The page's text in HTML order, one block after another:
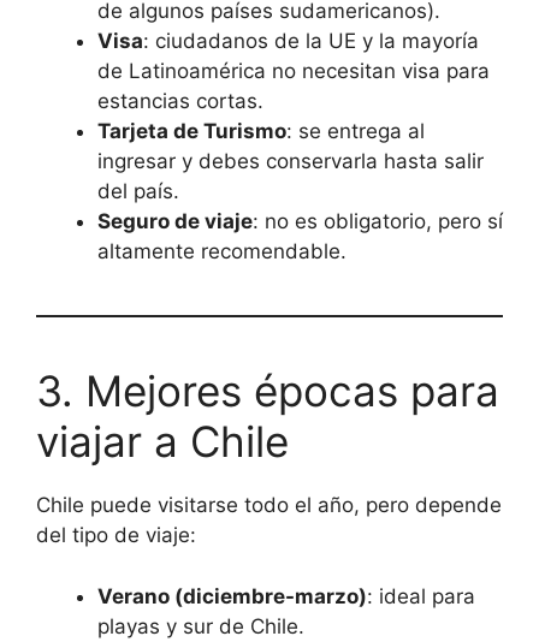
de algunos países sudamericanos).
Visa: ciudadanos de la UE y la mayoría
de Latinoamérica no necesitan visa para
estancias cortas.
Tarjeta de Turismo: se entrega al
ingresar y debes conservarla hasta salir
del país.
Seguro de viaje: no es obligatorio, pero sí
altamente recomendable.
3. Mejores épocas para
viajar a Chile
Chile puede visitarse todo el año, pero depende
del tipo de viaje:
Verano (diciembre-marzo): ideal para
playas y sur de Chile.